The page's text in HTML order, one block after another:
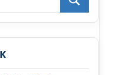
Search